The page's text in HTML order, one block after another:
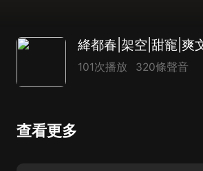
101次播放 320條聲音
查看更多